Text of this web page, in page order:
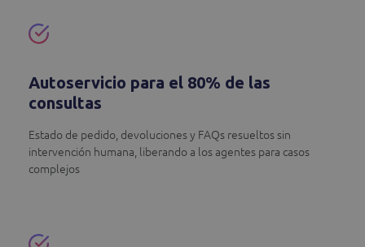
Autoservicio para el 80% de las
consultas
Estado de pedido, devoluciones y FAQs resueltos sin
intervención humana, liberando a los agentes para casos
complejos